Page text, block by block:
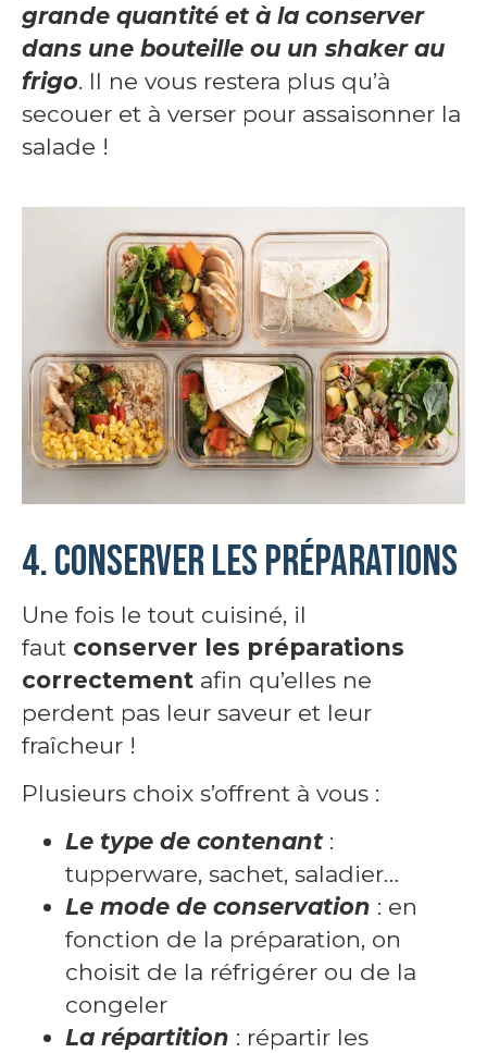
grande quantité et à la conserver
dans une bouteille ou un shaker au
frigo. Il ne vous restera plus qu’à
secouer et à verser pour assaisonner la
salade !
4. Conserver les préparations
Une fois le tout cuisiné, il
faut conserver les préparations
correctement afin qu’elles ne
perdent pas leur saveur et leur
fraîcheur !
Plusieurs choix s’offrent à vous :
Le type de contenant :
tupperware, sachet, saladier…
Le mode de conservation : en
fonction de la préparation, on
choisit de la réfrigérer ou de la
congeler
La répartition : répartir les